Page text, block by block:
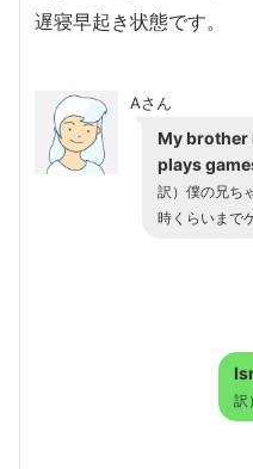
遅寝早起き状態です。
Aさん
My brother
plays
訳）僕の兄ち
時くらいまで
訳